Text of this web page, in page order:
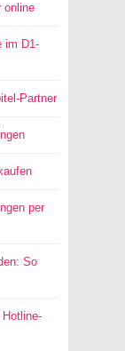
online
im D1-
Partner
per
So